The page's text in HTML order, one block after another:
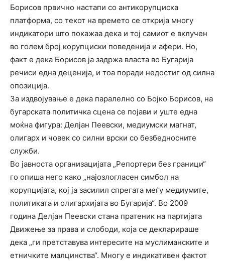
Борисов првично настапи со антикорупциска
платформа, со текот на времето се открија многу
индикатори што покажаа дека и тој самиот е вклучен
во голем број корупциски поведенија и афери. Но,
факт е дека Борисов ја задржа власта во Бугарија
речиси една деценија, и тоа поради недостиг од силна
опозиција.
За издвојување е дека паралелно со Бојко Борисов, на
бугарската политичка сцена се појави и уште една
моќна фигура: Делјан Пеевски, медиумски магнат,
олигарх и човек со силни врски со безбедносните
служби.
Во јавноста организацијата „Репортери без граници“
го опиша него како „најозлогласен симбол на
корупцијата, кој ја засилил спрегата меѓу медиумите,
политиката и олигархијата во Бугарија“. Во 2009
година Делјан Пеевски стана пратеник на партијата
Движење за права и слободи, која се декларираше
дека „ги претставува интересите на муслиманските и
етничките малцинства“. Многу е индикативен фактот